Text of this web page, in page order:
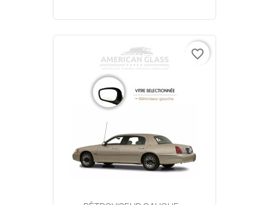
favorite_border